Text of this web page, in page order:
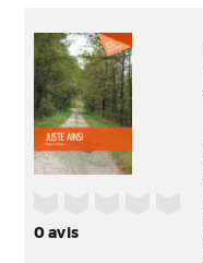
0avis